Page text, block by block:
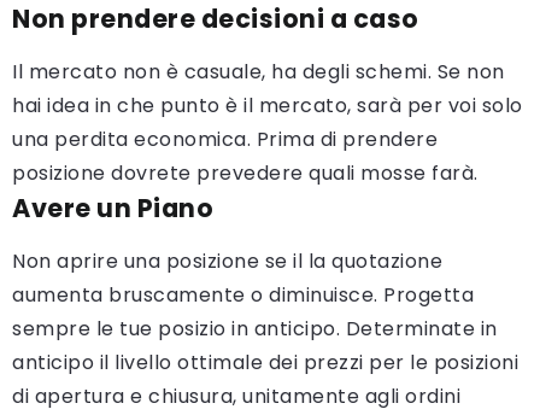
Non prendere decisioni a caso
Il mercato non è casuale, ha degli schemi. Se non
hai idea in che punto è il mercato, sarà per voi solo
una perdita economica. Prima di prendere
posizione dovrete prevedere quali mosse farà.
Avere un Piano
Non aprire una posizione se il la quotazione
aumenta bruscamente o diminuisce. Progetta
sempre le tue posizio in anticipo. Determinate in
anticipo il livello ottimale dei prezzi per le posizioni
di apertura e chiusura, unitamente agli ordini